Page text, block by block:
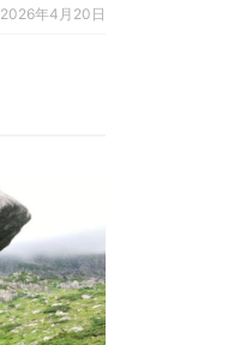
2026年4月20日